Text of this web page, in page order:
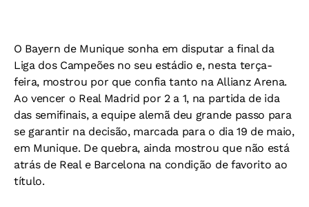
O Bayern de Munique sonha em disputar a final da
Liga dos Campeões no seu estádio e, nesta terça-
feira, mostrou por que confia tanto na Allianz Arena.
Ao vencer o Real Madrid por 2 a 1, na partida de ida
das semifinais, a equipe alemã deu grande passo para
se garantir na decisão, marcada para o dia 19 de maio,
em Munique. De quebra, ainda mostrou que não está
atrás de Real e Barcelona na condição de favorito ao
título.